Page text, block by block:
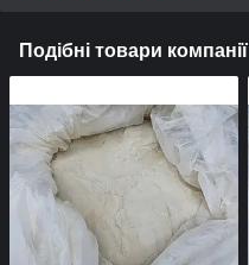
Подібні товари компанії